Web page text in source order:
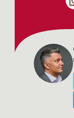
Нажимая на